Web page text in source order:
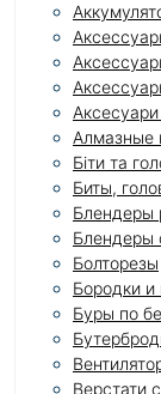
Алмазные
Біти та
Биты,
Блендеры
Блендеры
Болторезы
Бородки и
Буры по
Верстати